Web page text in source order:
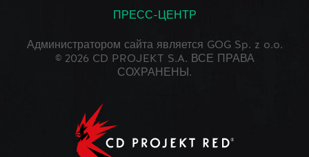
ПРЕСС-ЦЕНТР
Администратором сайта является GOG Sp. z o.o.
© 2026 CD PROJEKT S.A. ВСЕ ПРАВА
СОХРАНЕНЫ.